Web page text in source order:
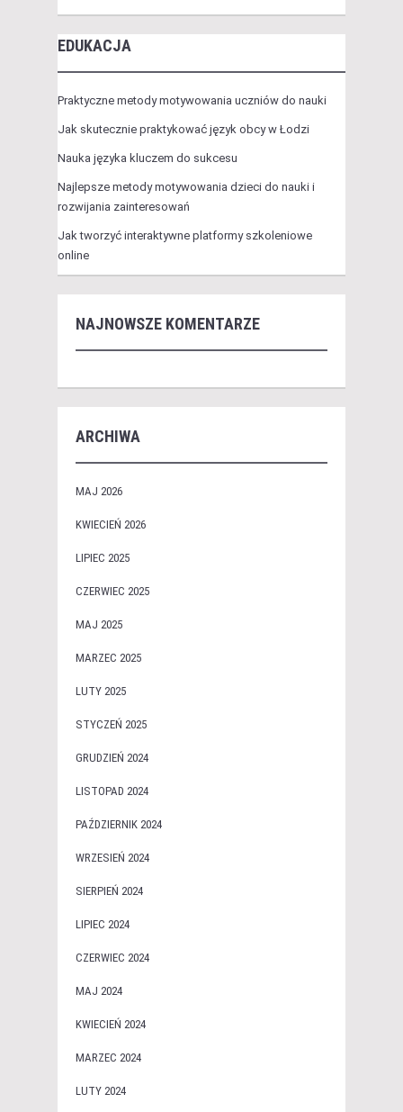
EDUKACJA
Praktyczne metody motywowania uczniów do nauki
Jak skutecznie praktykować język obcy w Łodzi
Nauka języka kluczem do sukcesu
Najlepsze metody motywowania dzieci do nauki i
rozwijania zainteresowań
Jak tworzyć interaktywne platformy szkoleniowe
online
NAJNOWSZE KOMENTARZE
ARCHIWA
MAJ 2026
KWIECIEŃ 2026
LIPIEC 2025
CZERWIEC 2025
MAJ 2025
MARZEC 2025
LUTY 2025
STYCZEŃ 2025
GRUDZIEŃ 2024
LISTOPAD 2024
PAŹDZIERNIK 2024
WRZESIEŃ 2024
SIERPIEŃ 2024
LIPIEC 2024
CZERWIEC 2024
MAJ 2024
KWIECIEŃ 2024
MARZEC 2024
LUTY 2024